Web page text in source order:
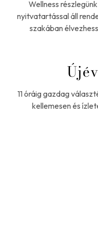
Wellness
nyitvatartással áll
szakában
11 óráig gazdag
kellemesen és